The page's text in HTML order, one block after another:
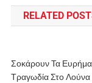
RELATED
Σοκάρουν Τα
Τραγωδία Στο Λούνα